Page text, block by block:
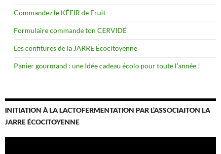
Commandez le KÉFIR de Fruit
Formulaire commande ton CERVIDÉ
Les confitures de la JARRE Écocitoyenne
Panier gourmand : une Idée cadeau écolo pour toute l’année !
INITIATION À LA LACTOFERMENTATION PAR L’ASSOCIAITON LA
JARRE ÉCOCITOYENNE